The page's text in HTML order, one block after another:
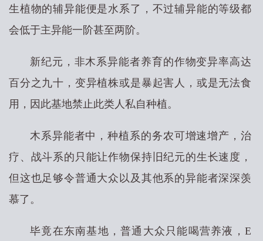
生植物的辅异能便是水系了，不过辅异能的等级都
会低于主异能一阶甚至两阶。
新纪元，非木系异能者养育的作物变异率高达
百分之九十，变异植株或是暴起害人，或是无法食
用，因此基地禁止此类人私自种植。
木系异能者中，种植系的务农可增速增产，治
疗、战斗系的只能让作物保持旧纪元的生长速度，
但这也足够令普通大众以及其他系的异能者深深羡
慕了。
毕竟在东南基地，普通大众只能喝营养液，E